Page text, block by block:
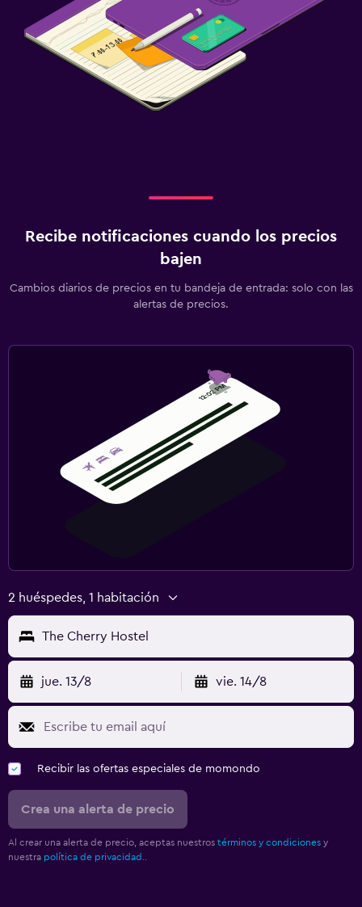
Recibe notificaciones cuando los precios
bajen
Cambios diarios de precios en tu bandeja de entrada: solo con las
alertas de precios.
2 huéspedes, 1 habitación
The Cherry Hostel
jue. 13/8 vie. 14/8
Recibir las ofertas especiales de momondo
Crea una alerta de precio
Al crear una alerta de precio, aceptas nuestros términos y condiciones y
nuestra política de privacidad.